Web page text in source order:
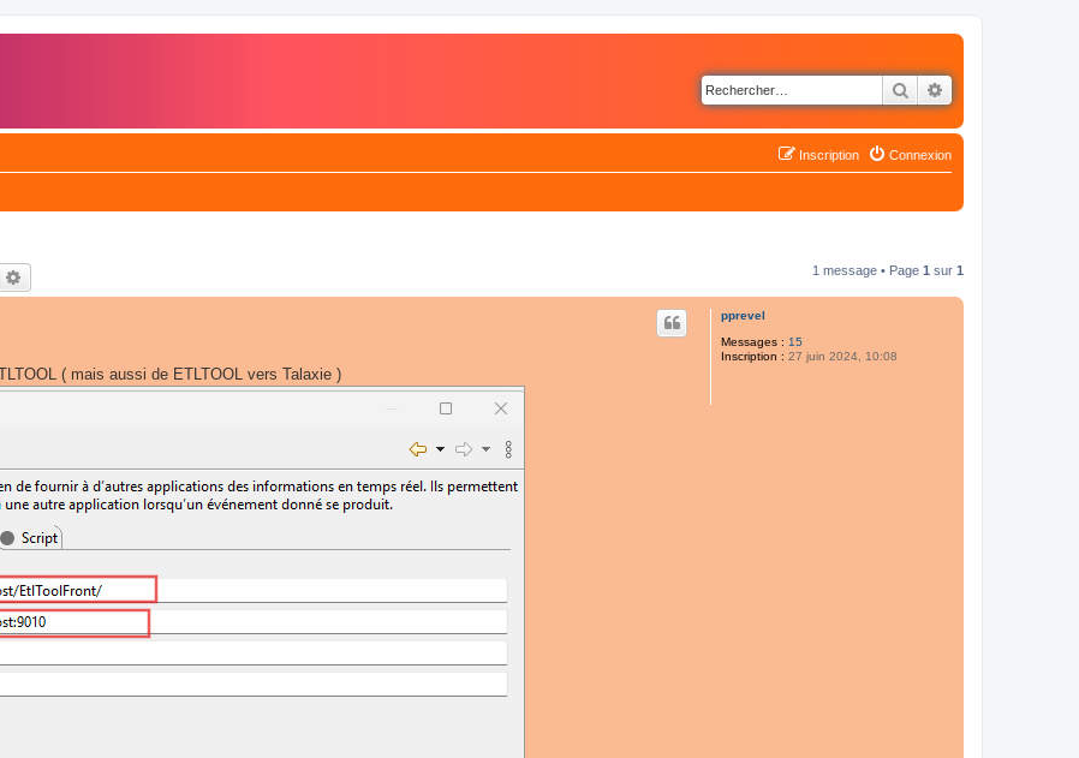
Rechercher
Connexion
Inscription
Rechercher 1 message • Page 1 sur 1
pprevel
Messages : 15
Inscription : 27 juin 2024, 10:08
( mais aussi de ETLTOOL vers Talaxie )